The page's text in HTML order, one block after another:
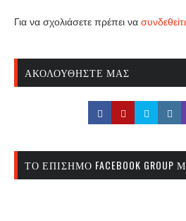
Για να σχολιάσετε πρέπει να
ΑΚΟΛΟΥΘΉΣΤΕ ΜΑΣ
ΤΟ ΕΠΊΣΗΜΟ FACEBOOK GROUP